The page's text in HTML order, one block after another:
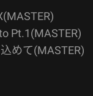
Pt.1(MASTER)
めて(MASTER)